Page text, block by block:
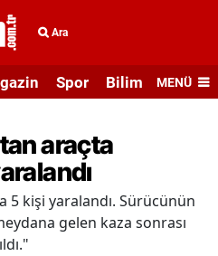
Ara
Spor Bilim veMENÜ
araçta
kişi yaralandı. Sürücünün
gelen kaza sonrası